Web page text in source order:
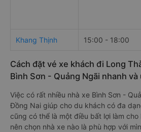
Khang Thịnh 15:00 - 18:00
Cách đặt vé xe khách đi Long
Bình Sơn - Quảng Ngãi nhanh
Việc có rất nhiều nhà xe Bình Sơn -
Đồng Nai giúp cho du khách có đa
cũng có thể là một điều bất lợi làm
nên chọn nhà xe nào là phù hợp với